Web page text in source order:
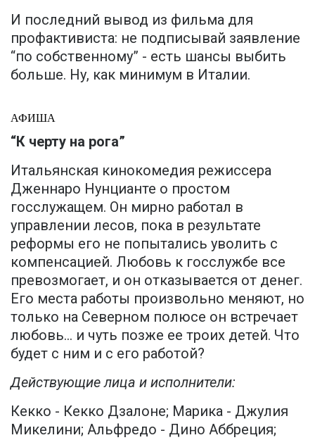
И последний вывод из фильма для
профактивиста: не подписывай заявление
“по собственному” - есть шансы выбить
больше. Ну, как минимум в Италии.
АФИША
“К черту на рога”
Итальянская кинокомедия режиссера
Дженнаро Нунцианте о простом
госслужащем. Он мирно работал в
управлении лесов, пока в результате
реформы его не попытались уволить с
компенсацией. Любовь к госслужбе все
превозмогает, и он отказывается от денег.
Его места работы произвольно меняют, но
только на Северном полюсе он встречает
любовь… и чуть позже ее троих детей. Что
будет с ним и с его работой?
Действующие лица и исполнители:
Кекко - Кекко Дзалоне; Марика - Джулия
Микелини; Альфредо - Дино Аббреция;